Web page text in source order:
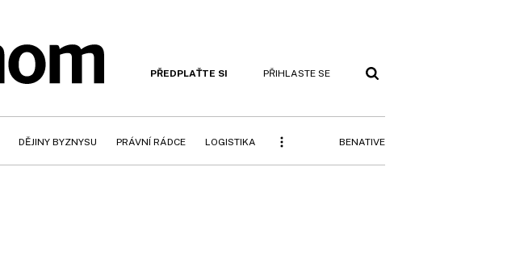
PŘEDPLAŤTE SI PŘIHLASTE SE
DĚJINY BYZNYSU PRÁVNÍ RÁDCE LOGISTIKA BENATIVE